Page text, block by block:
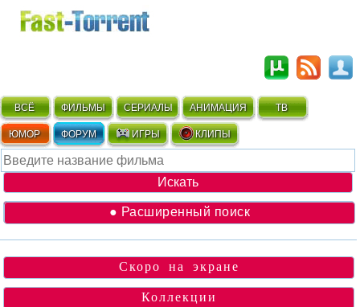
ВСЁ ФИЛЬМЫ СЕРИАЛЫ АНИМАЦИЯ ТВ
ЮМОР ФОРУМ ИГРЫ КЛИПЫ
● Расширенный поиск
Скоро на экране
Коллекции